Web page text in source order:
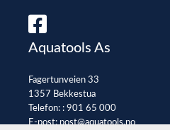
Aquatools As
Fagertunveien 33
1357 Bekkestua
Telefon: : 901 65 000
E-post:post@aquatools.no